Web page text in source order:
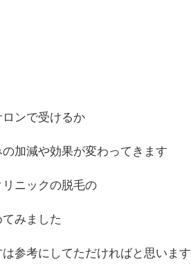
ンで受けるか
加減や効果が変わってきます
ニックの脱毛の
みました
参考にしてただければと思います